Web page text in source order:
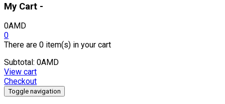
My Cart -
0AMD
0
There are 0 item(s) in your cart
Subtotal: 0AMD
View cart
Checkout
Toggle navigation